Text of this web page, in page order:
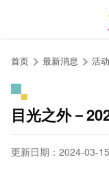
首页 最新消息 活
目光之外－
更新日期：2024-03-15